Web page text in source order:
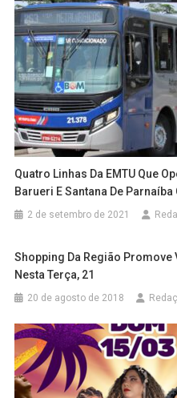
Quatro Linhas Da EMTU Que
Barueri E Santana De
2 de setembro de 2021
Shopping Da Região Promove
Nesta Terça, 21
20 de agosto de 2018